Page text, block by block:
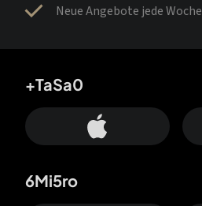
Neue Angebote jede Woche
+TaSa0
6Mi5ro